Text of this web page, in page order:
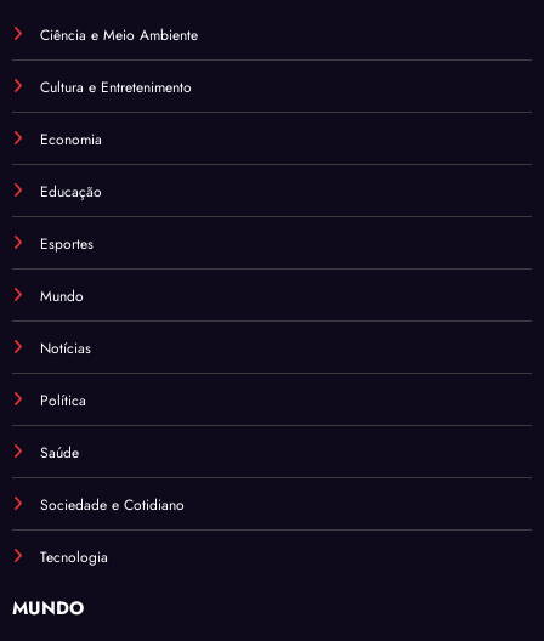
Ciência e Meio Ambiente
Cultura e Entretenimento
Economia
Educação
Esportes
Mundo
Notícias
Política
Saúde
Sociedade e Cotidiano
Tecnologia
MUNDO